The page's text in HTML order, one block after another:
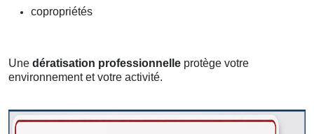
copropriétés
Une dératisation professionnelle protège votre
environnement et votre activité.